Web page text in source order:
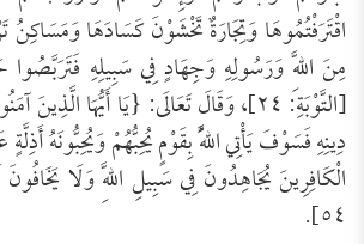
اقْتَرَفْتُمُوهَا وَتِجَارَةٌ تَخْشَوْنَ كَسَادَهَا
مِنَ اللَّهِ وَرَسُولِهِ وَجِهَادٍ فِي سَبِيلِهِ فَتَرَبَّصُوا
[التَّوْبَةِ: ٢٤]، وَقَالَ تَعَالَى: {يَا أَيُّهَا
دِينِهِ فَسَوْفَ يَأْتِي اللَّهُ بِقَوْمٍ يُحِبُّهُمْ وَيُحِبُّونَهُ أَذِلَّةٍ
الْكَافِرِينَ يُجَاهِدُونَ فِي سَبِيلِ اللَّهِ وَلَا
٥٤].